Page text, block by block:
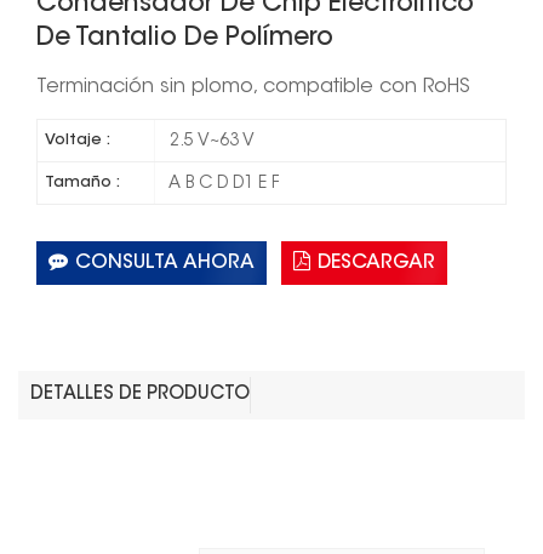
Condensador De Chip Electrolítico
De Tantalio De Polímero
Terminación sin plomo, compatible con RoHS
Voltaje : 2.5 V~63 V
Tamaño : A B C D D1 E F
CONSULTA AHORA DESCARGAR
DETALLES DE PRODUCTO